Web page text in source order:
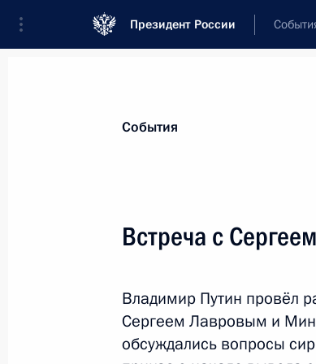
Президент России
Лента событий
События
Встреча с
Владимир Путин провёл
Сергеем Лавровым и
обсуждались вопросы